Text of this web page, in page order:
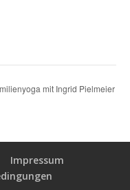
mit Ingrid Pielmeier
Impressum